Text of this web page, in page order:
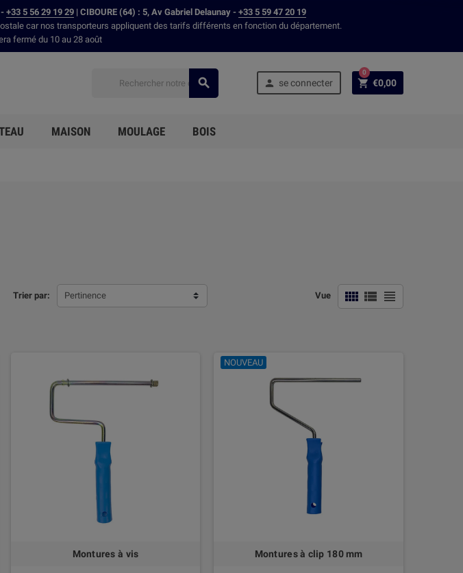
+33 5 56 29 19 29 | CIBOURE (64) : 5, Av Gabriel Delaunay - +33 5 59 47 20 19
car nos transporteurs appliquent des tarifs différents en fonction du département.
fermé du 10 au 28 août
  se connecter  €0,00
0
MAISON MOULAGE BOIS
Trier par: Pertinence Vue   
Montures à vis
NOUVEAU
Montures à clip 180 mm